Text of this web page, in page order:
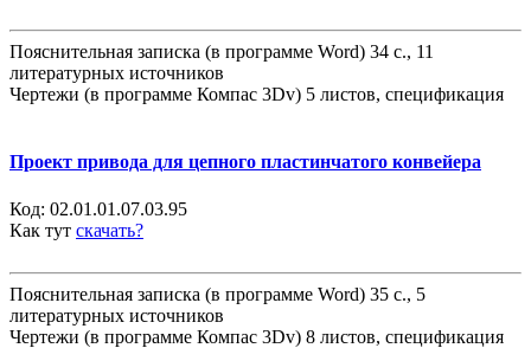
Пояснительная записка (в программе Word) 34 с., 11
литературных источников
Чертежи (в программе Компас 3Dv) 5 листов, спецификация
Проект привода для цепного пластинчатого конвейера
Код: 02.01.01.07.03.95
Как тут скачать?
Пояснительная записка (в программе Word) 35 с., 5
литературных источников
Чертежи (в программе Компас 3Dv) 8 листов, спецификация